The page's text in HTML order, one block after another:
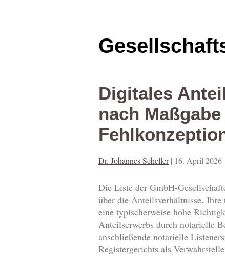
Digitales
nach
Dr. Johannes Scheller | 16. April 2026
Die Liste der GmbH-
über die Anteilsverhältnisse. Ihre
eine typischerweise hohe
Anteilserwerbs durch notarielle
anschließende notarielle
Registergerichts als